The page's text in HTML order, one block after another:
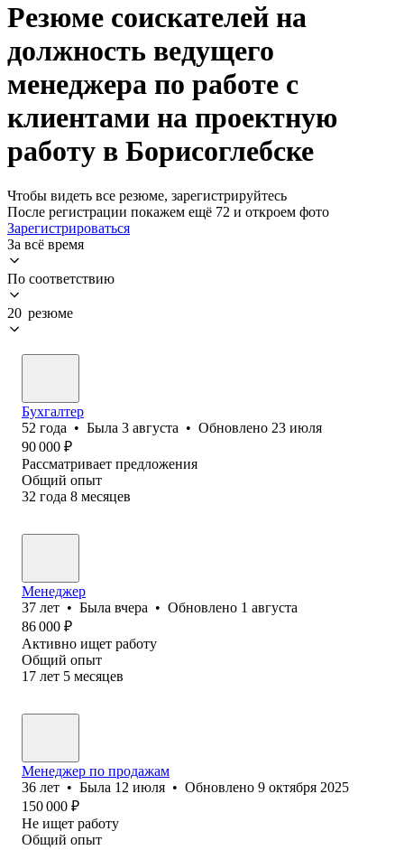
Резюме соискателей на
должность ведущего
менеджера по работе с
клиентами на проектную
работу в Борисоглебске
Чтобы видеть все резюме, зарегистрируйтесь
После регистрации покажем ещё 72 и откроем фото
Зарегистрироваться
За всё время
По соответствию
20 резюме
Бухгалтер
52 года • Была 3 августа • Обновлено 23 июля
90 000 ₽
Рассматривает предложения
Общий опыт
32 года 8 месяцев
Менеджер
37 лет • Была вчера • Обновлено 1 августа
86 000 ₽
Активно ищет работу
Общий опыт
17 лет 5 месяцев
Менеджер по продажам
36 лет • Была 12 июля • Обновлено 9 октября 2025
150 000 ₽
Не ищет работу
Общий опыт